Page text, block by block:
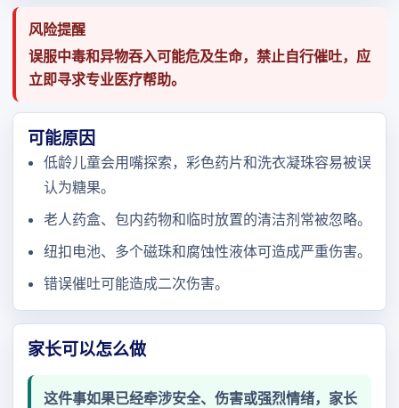
风险提醒
误服中毒和异物吞入可能危及生命，禁止自行催吐，应
立即寻求专业医疗帮助。
可能原因
低龄儿童会用嘴探索，彩色药片和洗衣凝珠容易被误
认为糖果。
老人药盒、包内药物和临时放置的清洁剂常被忽略。
纽扣电池、多个磁珠和腐蚀性液体可造成严重伤害。
错误催吐可能造成二次伤害。
家长可以怎么做
这件事如果已经牵涉安全、伤害或强烈情绪，家长